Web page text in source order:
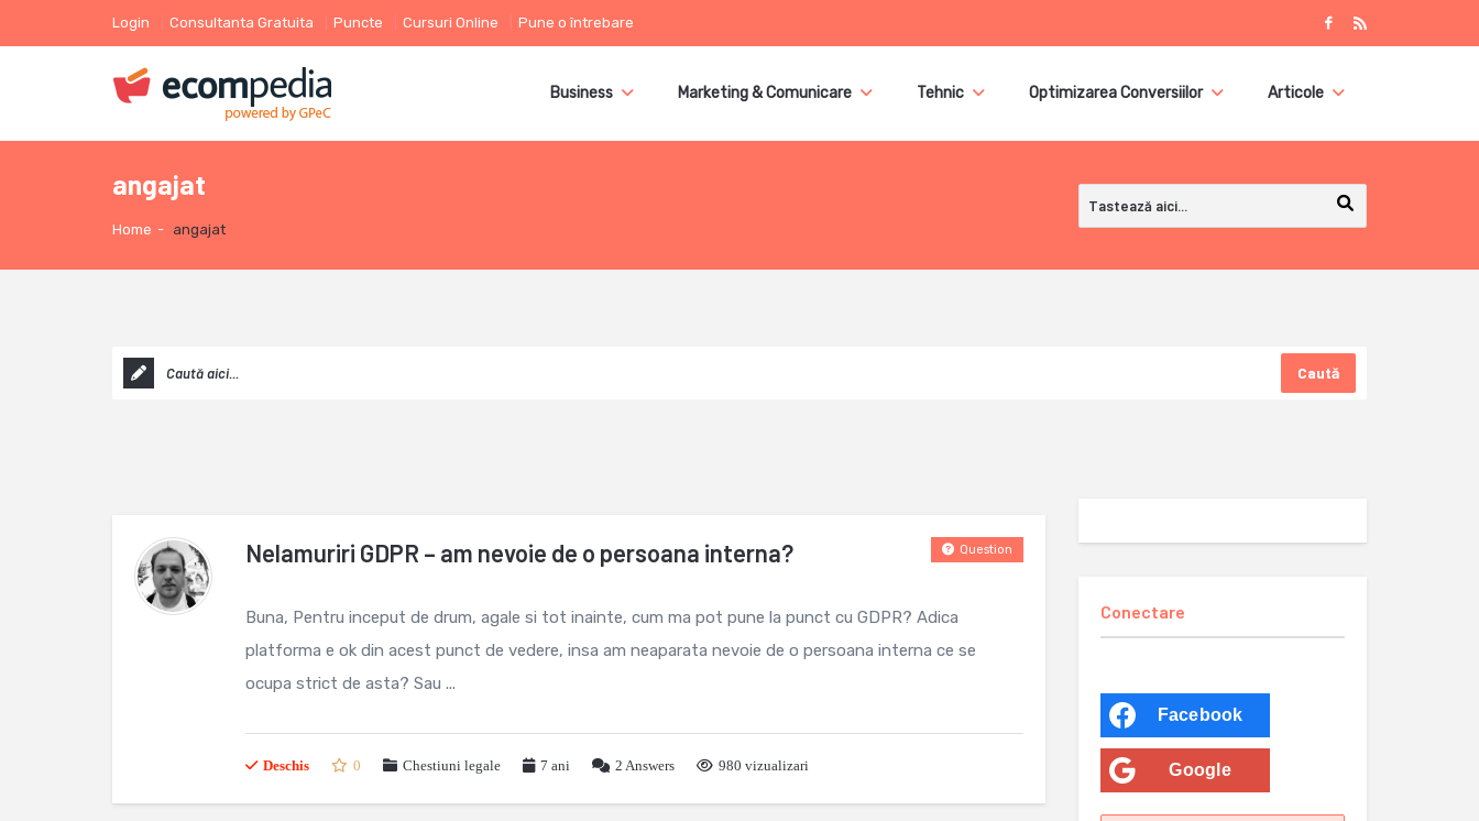
Login Consultanta Gratuita Puncte Cursuri Online Pune o întrebare
Business Marketing & Comunicare Tehnic Optimizarea Conversiilor Articole
angajat
Home - angajat
Caută
Nelamuriri GDPR – am nevoie de o persoana interna? Question
Buna, Pentru inceput de drum, agale si tot inainte, cum ma pot pune la punct cu GDPR? Adica
platforma e ok din acest punct de vedere, insa am neaparata nevoie de o persoana interna ce se
ocupa strict de asta? Sau ...
Deschis 0 Chestiuni legale 7 ani 2 Answers 980 vizualizari
Conectare
Facebook
Google